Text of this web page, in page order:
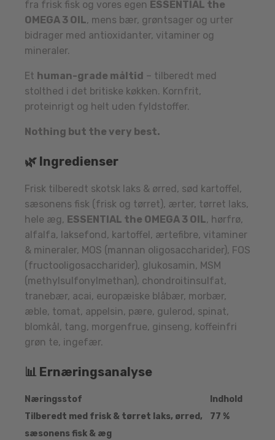
fra frisk fisk og vores egen ESSENTIAL the
OMEGA 3 OIL, mens bær, grøntsager og urter
bidrager med antioxidanter, vitaminer og
mineraler.
Et human-grade måltid – tilberedt med
stolthed i det britiske køkken. Kornfrit,
proteinrigt og helt uden fyldstoffer.
Nothing but the very best.
🌿 Ingredienser
Frisk tilberedt skotsk laks & ørred, sød kartoffel,
sæsonens fisk (frisk og tørret), ærter, tørret laks,
hele æg, ESSENTIAL the OMEGA 3 OIL, hørfrø,
alfalfa, laksefond, kartoffel, ærtefibre, vitaminer
& mineraler, MOS (mannan oligosaccharider), FOS
(fructooligosaccharider), glukosamin, MSM
(methylsulfonylmethan), chondroitinsulfat,
tranebær, acai, europæiske blåbær, morbær,
æble, tomat, appelsin, pære, gulerod, spinat,
blomkål, tang, morgenfrue, ginseng, koffeinfri
grøn te, ingefær.
📊 Ernæringsanalyse
Næringsstof
Indhold
Tilberedt med frisk & tørret laks, ørred,
sæsonens fisk & æg
77 %